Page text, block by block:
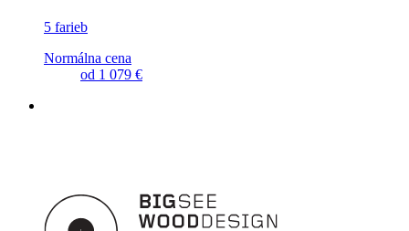
5 farieb
Normálna cena
od 1 079 €